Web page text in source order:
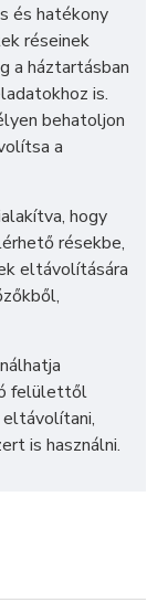
és hatékony
réseinek
a háztartásban
is.
behatoljon
a
hogy
résekbe,
eltávolítására
felülettől
eltávolítani,
is használni.